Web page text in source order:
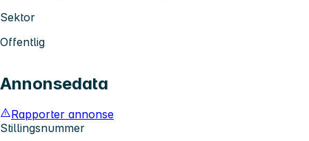
Sektor
Offentlig
Annonsedata
Rapporter annonse
Stillingsnummer